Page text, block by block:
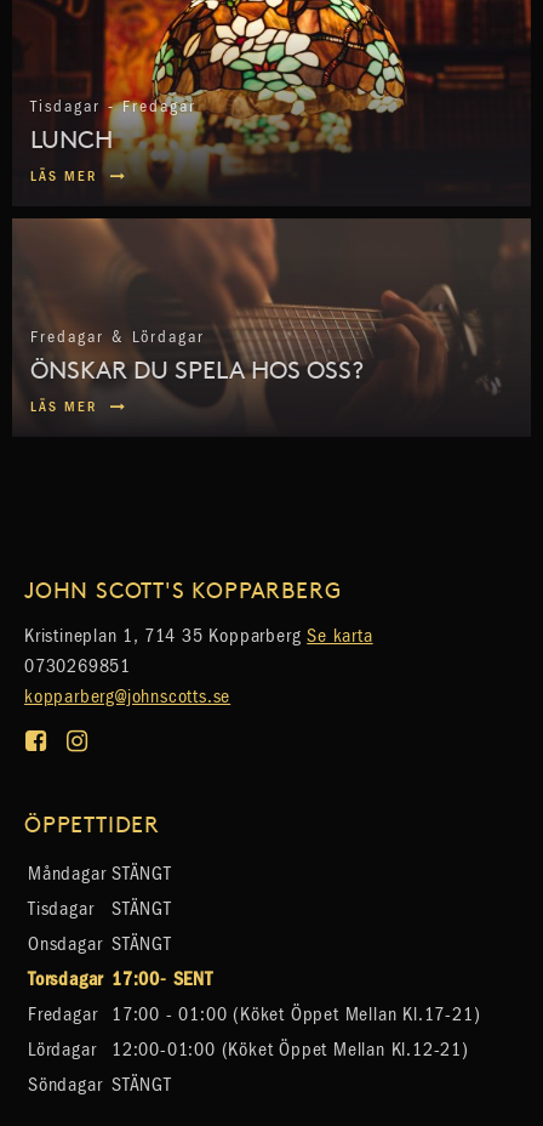
Tisdagar - Fredagar
LUNCH
LÄS MER
Fredagar & Lördagar
ÖNSKAR DU SPELA HOS OSS?
LÄS MER
JOHN SCOTT'S KOPPARBERG
Kristineplan 1, 714 35 KopparbergSe karta
0730269851
kopparberg@johnscotts.se
ÖPPETTIDER
Måndagar STÄNGT
Tisdagar
STÄNGT
Onsdagar STÄNGT
Torsdagar 17:00- SENT
Fredagar
17:00 - 01:00 (köket Öppet Mellan Kl.17-21)
Lördagar
12:00-01:00 (köket Öppet Mellan Kl.12-21)
Söndagar STÄNGT